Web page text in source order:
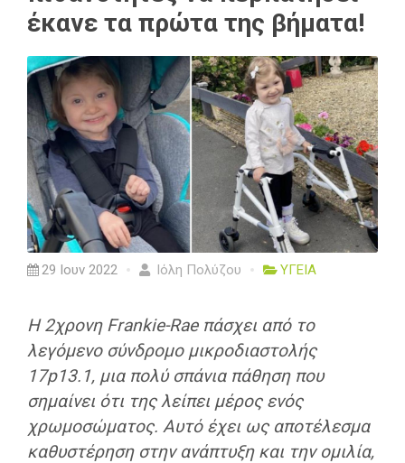
έκανε τα πρώτα της βήματα!
29 Ιουν 2022 Ιόλη Πολύζου ΥΓΕΙΑ
Η 2χρονη Frankie-Rae πάσχει από το
λεγόμενο σύνδρομο μικροδιαστολής
17p13.1, μια πολύ σπάνια πάθηση που
σημαίνει ότι της λείπει μέρος ενός
χρωμοσώματος. Αυτό έχει ως αποτέλεσμα
καθυστέρηση στην ανάπτυξη και την ομιλία,